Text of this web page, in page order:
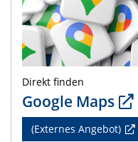
Direkt finden
Google Maps
(Externes Angebot)